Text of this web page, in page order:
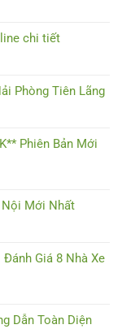
chi tiết
Phòng Tiên Lãng
Phiên Bản Mới
Nội Mới Nhất
Giá 8 Nhà Xe
Dẫn Toàn Diện